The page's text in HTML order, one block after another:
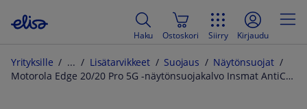
Haku Ostoskori Siirry Kirjaudu
Yrityksille Lisätarvikkeet Suojaus
Näytönsuojat
Motorola Edge 20/20 Pro 5G -näytönsuojakalvo Insmat AntiCrash